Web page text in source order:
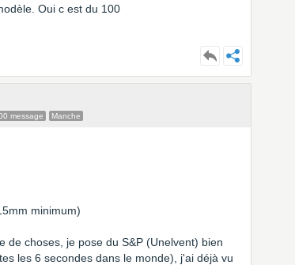
Oui c est du 100
message Manche
minimum)
choses, je pose du S&P (Unelvent) bien
les 6 secondes dans le monde), j'ai déjà vu